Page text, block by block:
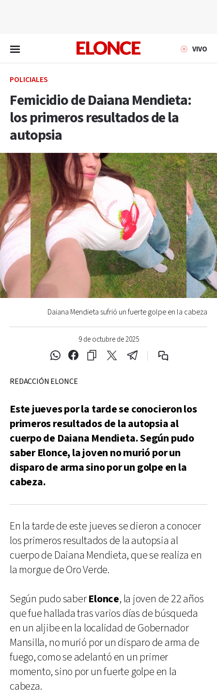
VIVO
POLICIALES
Femicidio de Daiana Mendieta:
los primeros resultados de la
autopsia
9 de octubre de 2025
Daiana Mendieta sufrió un fuerte golpe en la cabeza
REDACCIÓN ELONCE
Este jueves por la tarde se conocieron los
primeros resultados de la autopsia al
cuerpo de Daiana Mendieta. Según pudo
saber Elonce, la joven no murió por un
disparo de arma sino por un golpe en la
cabeza.
En la tarde de este jueves se dieron a conocer
los primeros resultados de la autopsia al
cuerpo de Daiana Mendieta, que se realiza en
la morgue de Oro Verde.
Según pudo saberElonce, la joven de 22 años
que fue hallada tras varios días de búsqueda
en un aljibe en la localidad de Gobernador
Mansilla, no murió por un disparo de arma de
fuego, como se adelantó en un primer
momento, sino por un fuerte golpe en la
cabeza.